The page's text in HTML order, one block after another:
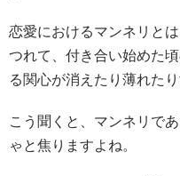
恋愛におけるマンネリと
つれて、付き合い始めた
る関心が消えたり薄れた
こう聞くと、マンネリで
ゃと焦りますよね。